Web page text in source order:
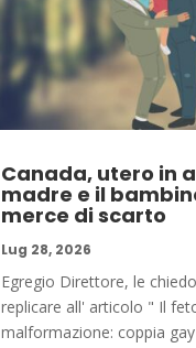
Canada, utero in
madre e il
merce di scarto
Lug 28, 2026
Egregio Direttore, le
replicare all' articolo " Il
malformazione: coppia